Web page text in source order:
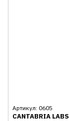
Артикул: 0605
CANTABRIA LABS